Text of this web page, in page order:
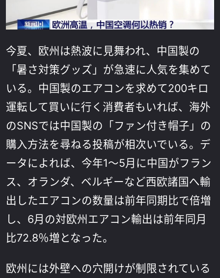
今夏、欧州は熱波に見舞われ、中国製の
「暑さ対策グッズ」が急速に人気を集めて
いる。中国製のエアコンを求めて200キロ
運転して買いに行く消費者もいれば、海外
のSNSでは中国製の「ファン付き帽子」の
購入方法を尋ねる投稿が相次いでいる。デ
ータによれば、今年1～5月に中国がフラン
ス、オランダ、ベルギーなど西欧諸国へ輸
出したエアコンの数量は前年同期比で倍増
し、6月の対欧州エアコン輸出は前年同月
比72.8％増となった。
欧州には外壁への穴開けが制限されている